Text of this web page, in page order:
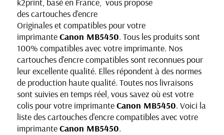
k2print, basé en France, vous propose
des cartouches d'encre
Originales et compatibles pour votre
imprimanteCanon MB5450. Tous les produits sont
100% compatibles avec votre imprimante. Nos
cartouches d'encre compatibles sont reconnues pour
leur excellente qualité. Elles répondent à des normes
de production haute qualité. Toutes nos livraisons
sont suivies en temps réel, vous savez où est votre
colis pour votre imprimanteCanon MB5450. Voici la
liste des cartouches d'encre compatibles avec votre
imprimanteCanon MB5450.